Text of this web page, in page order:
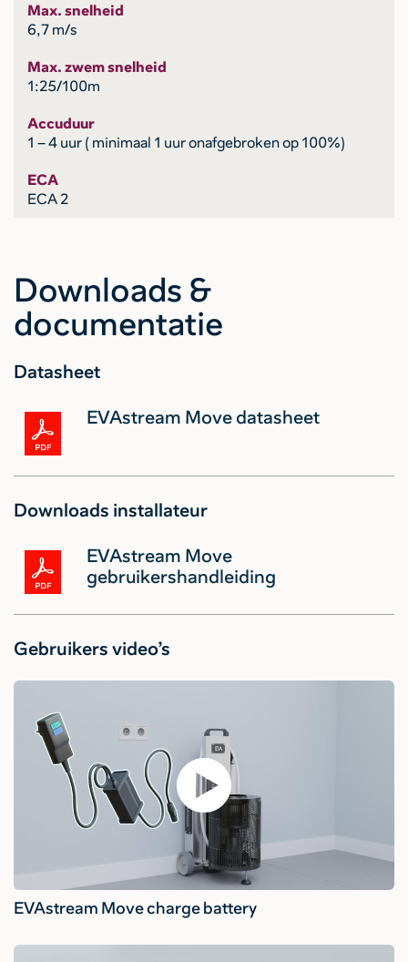
Max. snelheid
6,7 m/s
Max. zwem snelheid
1:25/100m
Accuduur
1 – 4 uur ( minimaal 1 uur onafgebroken op 100%)
ECA
ECA 2
Downloads &
documentatie
Datasheet
EVAstream Move datasheet
Downloads installateur
EVAstream Move
gebruikershandleiding
Gebruikers video’s
EVAstream Move charge battery